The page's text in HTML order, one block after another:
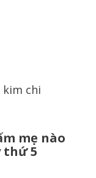
kim chi
mẹ nào
thứ 5